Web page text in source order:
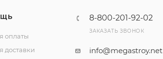
оплаты
доставки
8-800-201-92-02
ЗАКАЗАТЬ ЗВОНОК
info@megastroy.net